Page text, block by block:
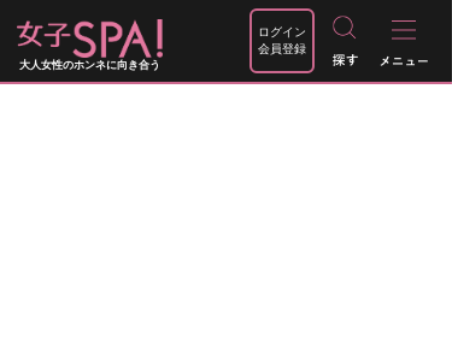
大人女性のホンネに向き合う
ログイン
会員登録